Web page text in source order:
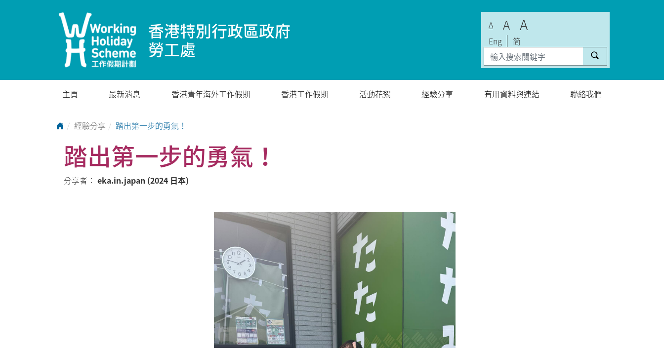
香港特別行政區政府
勞工處
A A A
Eng 简
主頁 最新消息 香港青年海外工作假期 香港工作假期 活動花絮 經驗分享 有用資料與連結 聯絡我們
Go to Home Page
經驗分享 踏出第一步的勇氣！
踏出第一步的勇氣！
分享者： eka.in.japan (2024 日本)